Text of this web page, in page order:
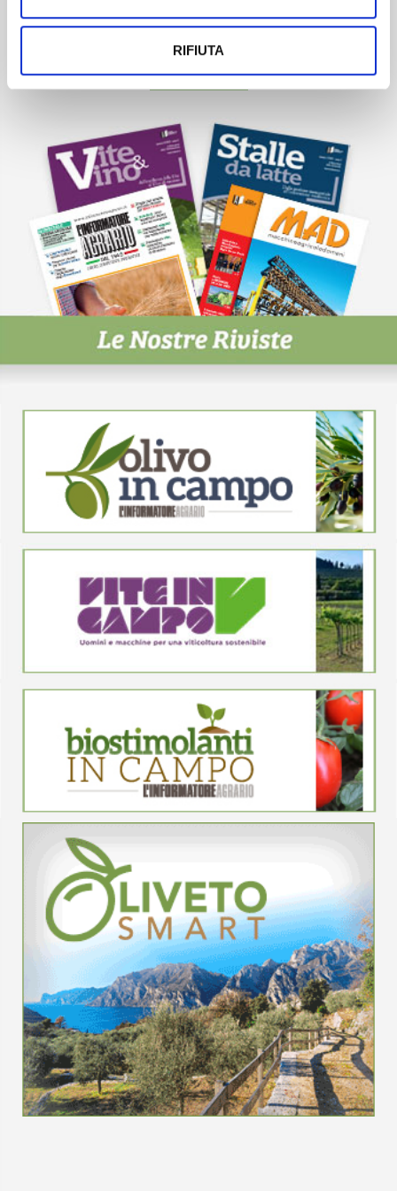
RIFIUTA
Scopri un servizio d'informazione di alta qualità. Tagliato sulle tue
esigenze.
ISCRIVITI